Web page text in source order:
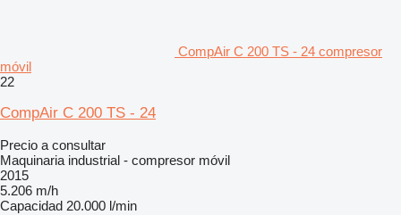
CompAir C 200 TS - 24 compresor
móvil
22
CompAir C 200 TS - 24
Precio a consultar
Maquinaria industrial - compresor móvil
2015
5.206 m/h
Capacidad 20.000 l/min